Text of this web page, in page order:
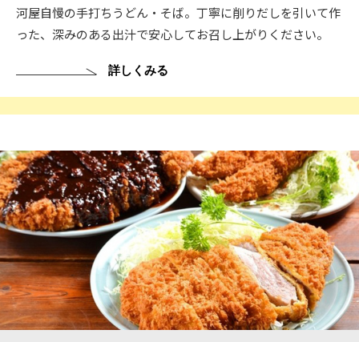
河屋自慢の手打ちうどん・そば。丁寧に削りだしを引いて作
った、深みのある出汁で安心してお召し上がりください。
詳しくみる